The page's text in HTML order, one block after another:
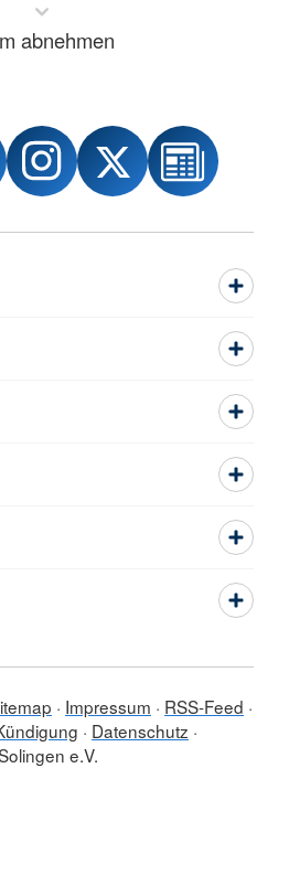
abnehmen
Impressum
RSS-Feed
Datenschutz
e.V.